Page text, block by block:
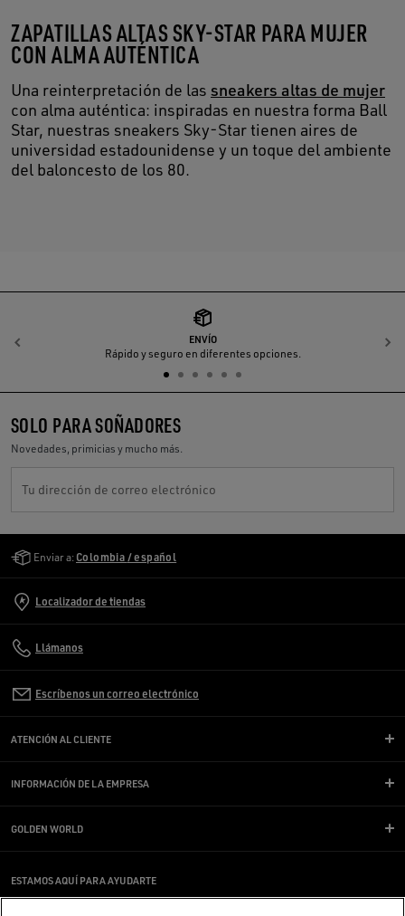
ZAPATILLAS ALTAS SKY-STAR PARA MUJER
CON ALMA AUTÉNTICA
Una reinterpretación de las sneakers altas de mujer
con alma auténtica: inspiradas en nuestra forma Ball
Star, nuestras sneakers Sky-Star tienen aires de
universidad estadounidense y un toque del ambiente
del baloncesto de los 80.
ENVÍO
Rápido y seguro en diferentes opciones.
Anterior
SOLO PARA SOÑADORES
Novedades, primicias y mucho más.
Tu dirección de correo electrónico
Enviar a: Colombia / español
Localizador de tiendas
Llámanos
Escríbenos un correo electrónico
ATENCIÓN AL CLIENTE
INFORMACIÓN DE LA EMPRESA
GOLDEN WORLD
ESTAMOS AQUÍ PARA AYUDARTE
¿Estás usando un lector de pantalla y estás teniendo problemas?